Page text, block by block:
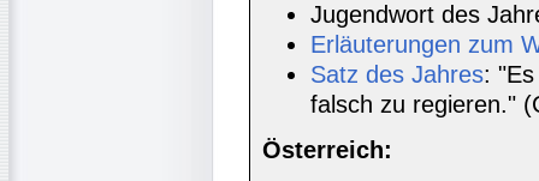
Jugendwort des
Erläuterungen zum
Satz des Jahres:
falsch zu regieren."
Österreich: